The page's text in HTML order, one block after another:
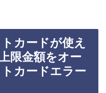
カードが使え
限金額をオー
カードエラー